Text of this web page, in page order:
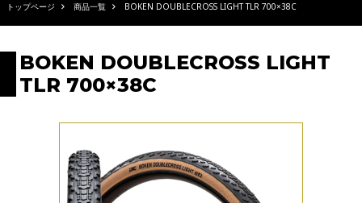
トップページ 商品一覧 BOKEN DOUBLECROSS LIGHT TLR 700×38C
BOKEN DOUBLECROSS LIGHT
TLR 700×38C